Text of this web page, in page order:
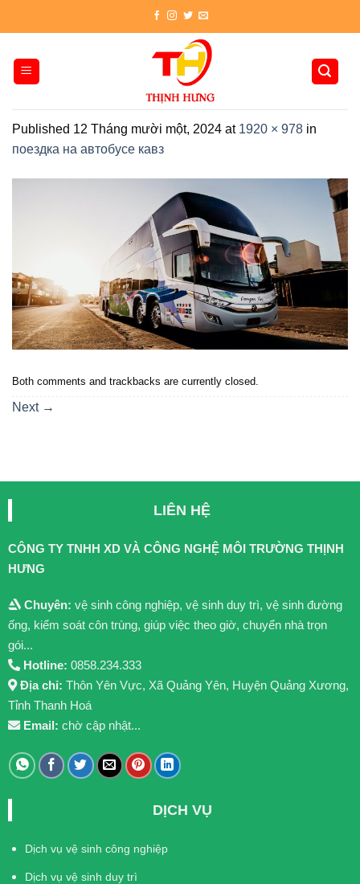
Published 12 Tháng mười một, 2024 at 1920 × 978 in
поездка на автобусе кавз
Both comments and trackbacks are currently closed.
Next →
LIÊN HỆ
CÔNG TY TNHH XD VÀ CÔNG NGHỆ MÔI TRƯỜNG THỊNH
HƯNG
Chuyên: vệ sinh công nghiệp, vệ sinh duy trì, vệ sinh đường
ống, kiểm soát côn trùng, giúp việc theo giờ, chuyển nhà trọn
gói...
Hotline: 0858.234.333
Địa chỉ: Thôn Yên Vực, Xã Quảng Yên, Huyện Quảng Xương,
Tỉnh Thanh Hoá
Email: chờ cập nhật...
DỊCH VỤ
Dịch vụ vệ sinh công nghiệp
Dịch vụ vệ sinh duy trì